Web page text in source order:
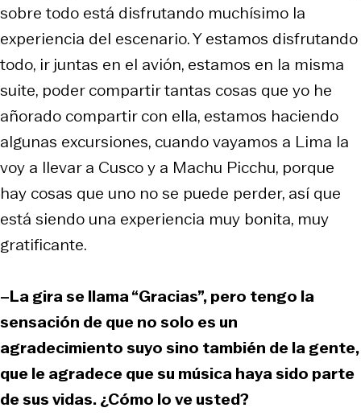
sobre todo está disfrutando muchísimo la
experiencia del escenario. Y estamos disfrutando
todo, ir juntas en el avión, estamos en la misma
suite, poder compartir tantas cosas que yo he
añorado compartir con ella, estamos haciendo
algunas excursiones, cuando vayamos a Lima la
voy a llevar a Cusco y a Machu Picchu, porque
hay cosas que uno no se puede perder, así que
está siendo una experiencia muy bonita, muy
gratificante.
–La gira se llama “Gracias”, pero tengo la
sensación de que no solo es un
agradecimiento suyo sino también de la gente,
que le agradece que su música haya sido parte
de sus vidas. ¿Cómo lo ve usted?